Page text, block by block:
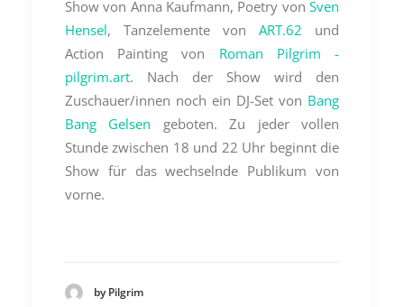
Show von Anna Kaufmann, Poetry von Sven
Hensel, Tanzelemente von ART.62 und
Action Painting von Roman Pilgrim -
pilgrim.art. Nach der Show wird den
Zuschauer/innen noch ein DJ-Set von Bang
Bang Gelsen geboten. Zu jeder vollen
Stunde zwischen 18 und 22 Uhr beginnt die
Show für das wechselnde Publikum von
vorne.
by Pilgrim